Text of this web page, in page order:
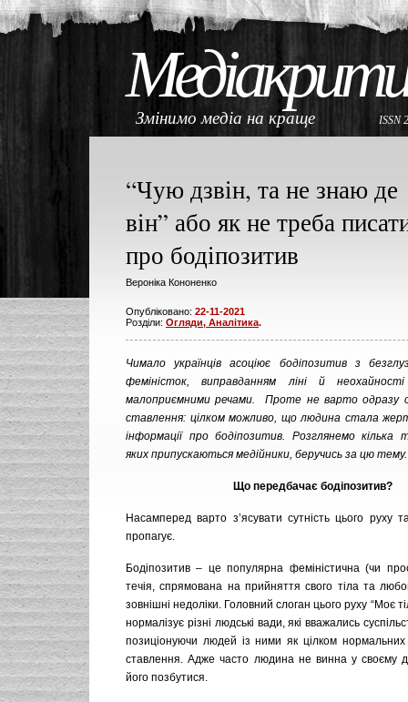
Змінимо медіа на краще ISSN
“Чую дзвін, та не знаю де
він” або як не треба
про бодіпозитив
Вероніка Кононенко
Опубліковано: 22-11-2021
Розділи: Огляди, Аналітика.
Чимало українців асоціює бодіпозитив з
феміністок, виправданням ліні й
малоприємними речами. Проте не варто одразу
ставлення: цілком можливо, що людина стала
інформації про бодіпозитив. Розглянемо кілька
яких припускаються медійники, беручись за цю тему.
Що передбачає бодіпозитив?
Насамперед варто з’ясувати сутність цього руху та
пропагує.
Бодіпозитив – це популярна феміністична (чи
течія, спрямована на прийняття свого тіла та
зовнішні недоліки. Головний слоган цього руху “Моє
нормалізує різні людські вади, які вважались
позиціонуючи людей із ними як цілком нормальних
ставлення. Адже часто людина не винна у своєму
його позбутися.